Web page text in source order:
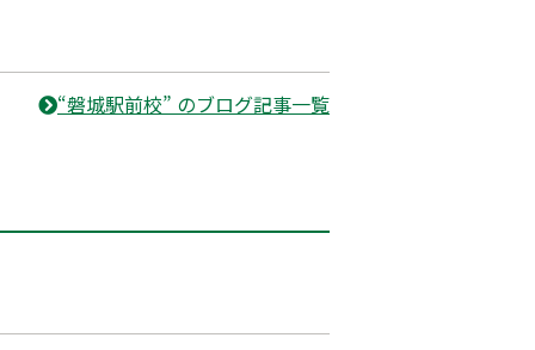
“磐城駅前校” のブログ記事一覧